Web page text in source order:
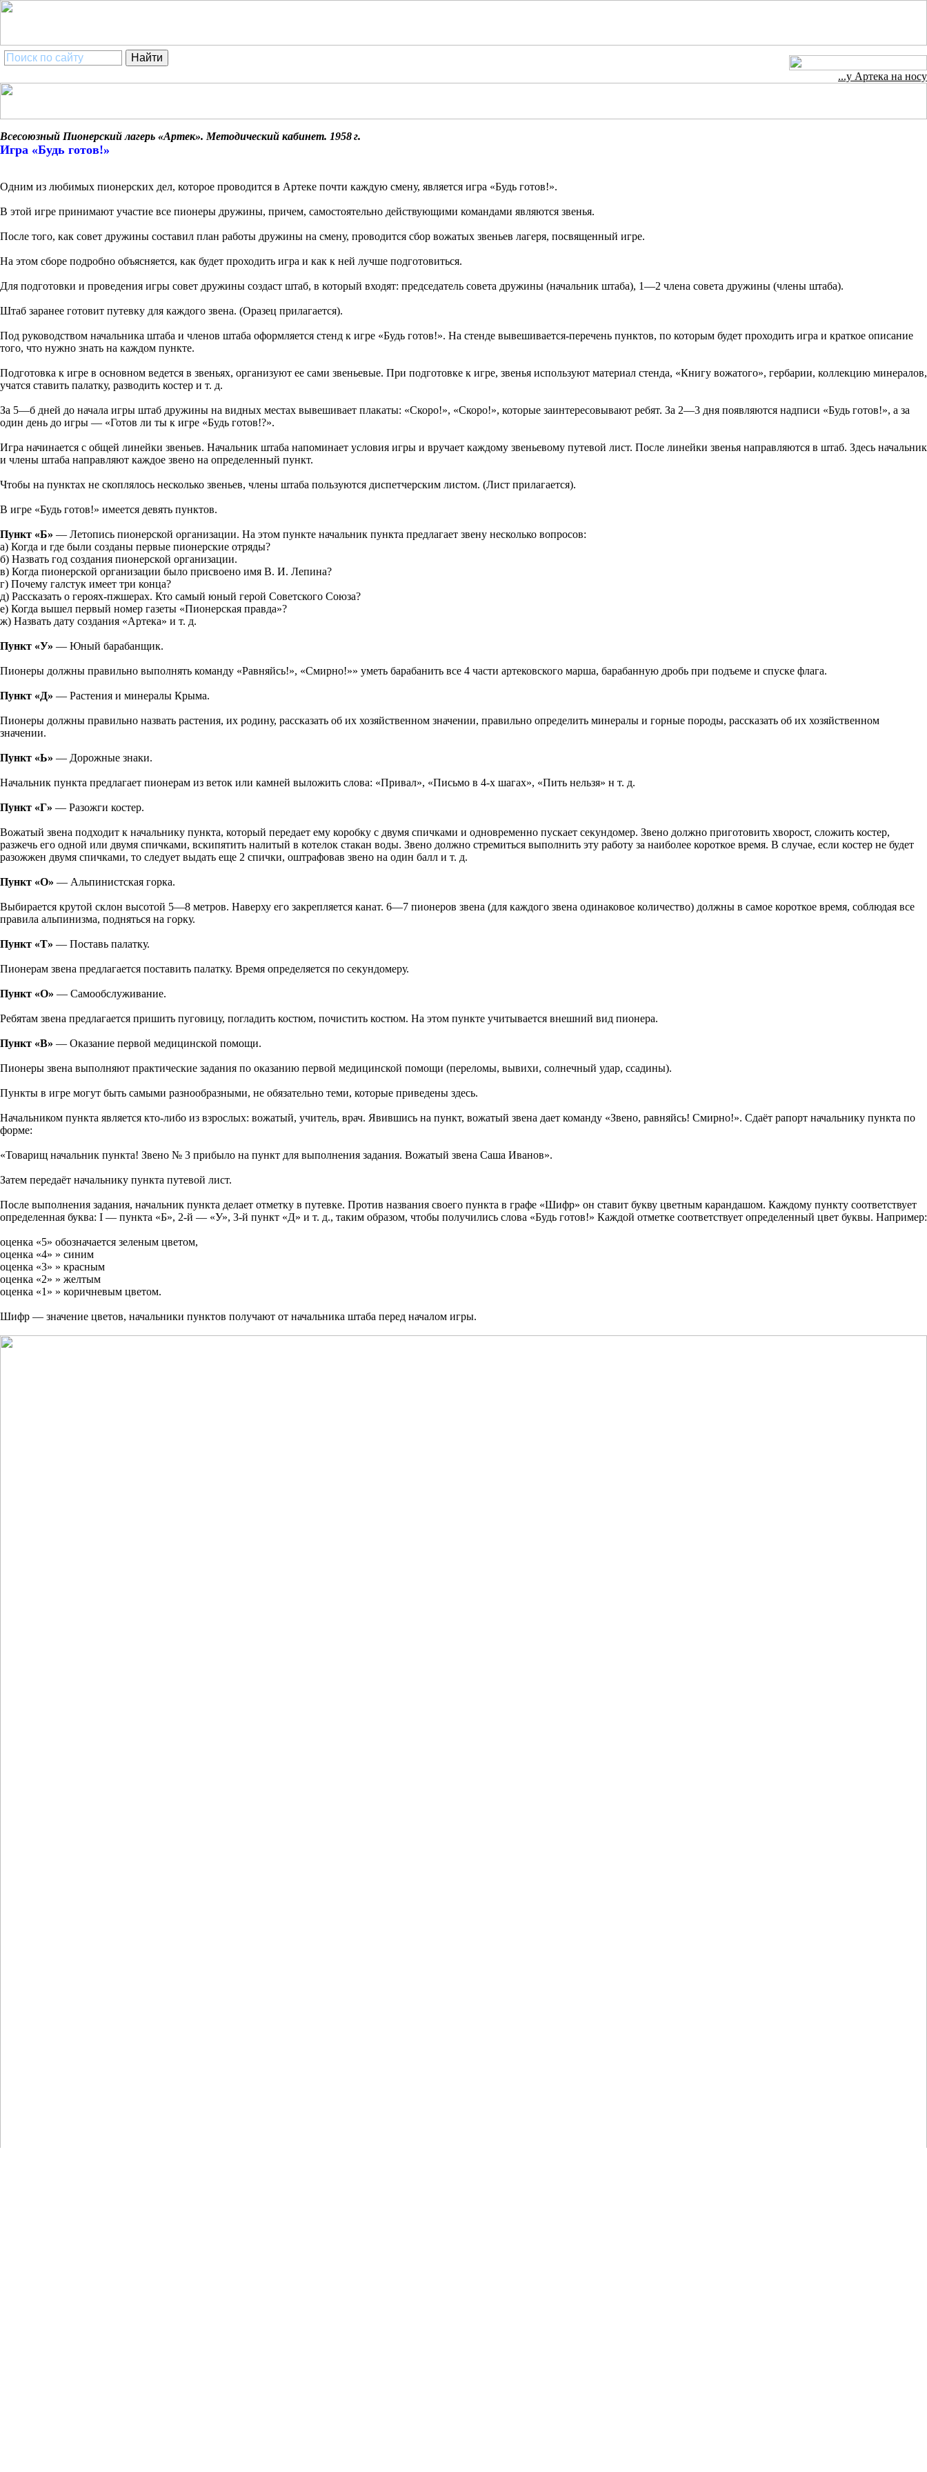
...у Артека на носу
Всесоюзный Пионерский лагерь «Артек». Методический кабинет. 1958 г.
Игра «Будь готов!»
Одним из любимых пионерских дел, которое проводится в Артеке почти каждую смену, является игра «Будь готов!».
В этой игре принимают участие все пионеры дружины, причем, самостоятельно действующими командами являются звенья.
После того, как совет дружины составил план работы дружины на смену, проводится сбор вожатых звеньев лагеря, посвященный игре.
На этом сборе подробно объясняется, как будет проходить игра и как к ней лучше подготовиться.
Для подготовки и проведения игры совет дружины создаст штаб, в который входят: председатель совета дружины (начальник штаба), 1—2 члена совета дружины (члены штаба).
Штаб заранее готовит путевку для каждого звена. (Оразец прилагается).
Под руководством начальника штаба и членов штаба оформляется стенд к игре «Будь готов!». На стенде вывешивается-перечень пунктов, по которым будет проходить игра и краткое описание
того, что нужно знать на каждом пункте.
Подготовка к игре в основном ведется в звеньях, организуют ее сами звеньевые. При подготовке к игре, звенья используют материал стенда, «Книгу вожатого», гербарии, коллекцию минералов,
учатся ставить палатку, разводить костер и т. д.
За 5—б дней до начала игры штаб дружины на видных местах вывешивает плакаты: «Скоро!», «Скоро!», которые заинтересовывают ребят. За 2—3 дня появляются надписи «Будь готов!», а за
один день до игры — «Готов ли ты к игре «Будь готов!?».
Игра начинается с общей линейки звеньев. Начальник штаба напоминает условия игры и вручает каждому звеньевому путевой лист. После линейки звенья направляются в штаб. Здесь начальник
и члены штаба направляют каждое звено на определенный пункт.
Чтобы на пунктах не скоплялось несколько звеньев, члены штаба пользуются диспетчерским листом. (Лист прилагается).
В игре «Будь готов!» имеется девять пунктов.
Пункт «Б» — Летопись пионерской организации. На этом пункте начальник пункта предлагает звену несколько вопросов:
а) Когда и где были созданы первые пионерские отряды?
б) Назвать год создания пионерской организации.
в) Когда пионерской организации было присвоено имя В. И. Лепина?
г) Почему галстук имеет три конца?
д) Рассказать о героях-пжшерах. Кто самый юный герой Советского Союза?
е) Когда вышел первый номер газеты «Пионерская правда»?
ж) Назвать дату создания «Артека» и т. д.
Пункт «У» — Юный барабанщик.
Пионеры должны правильно выполнять команду «Равняйсь!», «Смирно!»» уметь барабанить все 4 части артековского марша, барабанную дробь при подъеме и спуске флага.
Пункт «Д» — Растения и минералы Крыма.
Пионеры должны правильно назвать растения, их родину, рассказать об их хозяйственном значении, правильно определить минералы и горные породы, рассказать об их хозяйственном
значении.
Пункт «Ь» — Дорожные знаки.
Начальник пункта предлагает пионерам из веток или камней выложить слова: «Привал», «Письмо в 4-х шагах», «Пить нельзя» н т. д.
Пункт «Г» — Разожги костер.
Вожатый звена подходит к начальнику пункта, который передает ему коробку с двумя спичками и одновременно пускает секундомер. Звено должно приготовить хворост, сложить костер,
разжечь его одной или двумя спичками, вскипятить налитый в котелок стакан воды. Звено должно стремиться выполнить эту работу за наиболее короткое время. В случае, если костер не будет
разожжен двумя спичками, то следует выдать еще 2 спички, оштрафовав звено на один балл и т. д.
Пункт «О» — Альпинистская горка.
Выбирается крутой склон высотой 5—8 метров. Наверху его закрепляется канат. 6—7 пионеров звена (для каждого звена одинаковое количество) должны в самое короткое время, соблюдая все
правила альпинизма, подняться на горку.
Пункт «Т» — Поставь палатку.
Пионерам звена предлагается поставить палатку. Время определяется по секундомеру.
Пункт «О» — Самообслуживание.
Ребятам звена предлагается пришить пуговицу, погладить костюм, почистить костюм. На этом пункте учитывается внешний вид пионера.
Пункт «В» — Оказание первой медицинской помощи.
Пионеры звена выполняют практические задания по оказанию первой медицинской помощи (переломы, вывихи, солнечный удар, ссадины).
Пункты в игре могут быть самыми разнообразными, не обязательно теми, которые приведены здесь.
Начальником пункта является кто-либо из взрослых: вожатый, учитель, врач. Явившись на пункт, вожатый звена дает команду «Звено, равняйсь! Смирно!». Сдаёт рапорт начальнику пункта по
форме:
«Товарищ начальник пункта! Звено № 3 прибыло на пункт для выполнения задания. Вожатый звена Саша Иванов».
Затем передаёт начальнику пункта путевой лист.
После выполнения задания, начальник пункта делает отметку в путевке. Против названия своего пункта в графе «Шифр» он ставит букву цветным карандашом. Каждому пункту соответствует
определенная буква: I — пункта «Б», 2-й — «У», 3-й пункт «Д» и т. д., таким образом, чтобы получились слова «Будь готов!» Каждой отметке соответствует определенный цвет буквы. Например:
оценка «5» обозначается зеленым цветом,
оценка «4» » синим
оценка «3» » красным
оценка «2» » желтым
оценка «1» » коричневым цветом.
Шифр — значение цветов, начальники пунктов получают от начальника штаба перед началом игры.